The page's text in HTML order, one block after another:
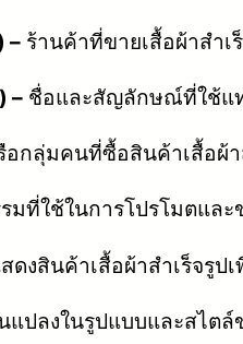
– ร้านค้าที่ขายเสื้อผ้าสำเ
– ชื่อและสัญลักษณ์ที่ใช้แ
กลุ่มคนที่ซื้อสินค้าเสื้อผ้า
มที่ใช้ในการโปรโมตและ
ดงสินค้าเสื้อผ้าสำเร็จรู
แปลงในรูปแบบและสไตล์